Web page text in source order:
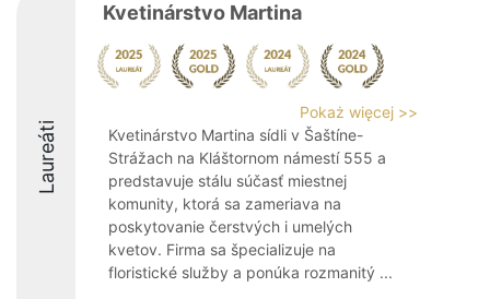
Laureáti
Kvetinárstvo Martina
Pokaż więcej >>
Kvetinárstvo Martina sídli v Šaštíne-
Strážach na Kláštornom námestí 555 a
predstavuje stálu súčasť miestnej
komunity, ktorá sa zameriava na
poskytovanie čerstvých i umelých
kvetov. Firma sa špecializuje na
floristické služby a ponúka rozmanitý ...